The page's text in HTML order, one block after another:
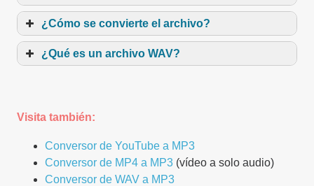
¿Cómo se convierte el archivo?
¿Qué es un archivo WAV?
Visita también:
Conversor de YouTube a MP3
Conversor de MP4 a MP3 (vídeo a solo audio)
Conversor de WAV a MP3